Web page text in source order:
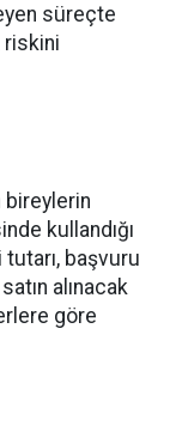
süreçte
riskini
bireylerin
kullandığı
başvuru
alınacak
göre